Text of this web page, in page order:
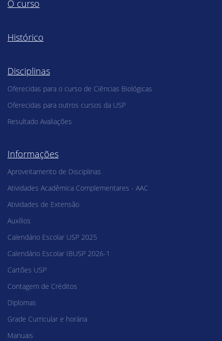
O curso
Histórico
Disciplinas
Oferecidas para o curso de Ciências Biológicas
Oferecidas para outros cursos da USP
Resultado Avaliações
Informações
Aproveitamento de Disciplinas
Atividades Acadêmica Complementares - AAC
Atividades de Extensão
Auxílios
Calendário Escolar USP 2025
Calendário Escolar IBUSP 2026-1
Cartões USP
Contagem de Créditos
Diplomas
Grade Curricular e horária
Manuais